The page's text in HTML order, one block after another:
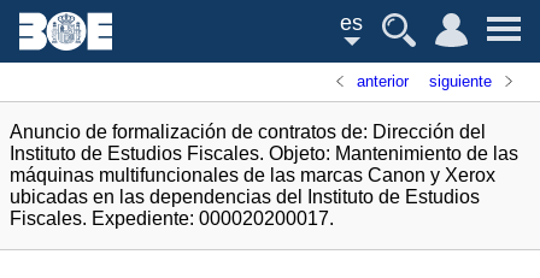
es
anterior siguiente
Anuncio de formalización de contratos de: Dirección del
Instituto de Estudios Fiscales. Objeto: Mantenimiento de las
máquinas multifuncionales de las marcas Canon y Xerox
ubicadas en las dependencias del Instituto de Estudios
Fiscales. Expediente: 000020200017.